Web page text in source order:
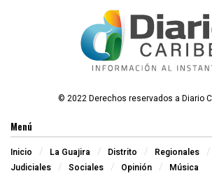
© 2022 Derechos reservados a Diario
Menú
Inicio La Guajira Distrito Regionales
Judiciales
Sociales Opinión Música